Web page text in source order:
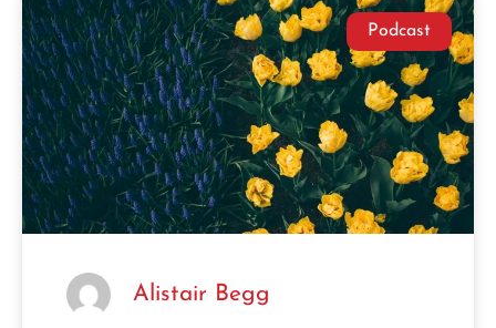
Podcast
Alistair Begg